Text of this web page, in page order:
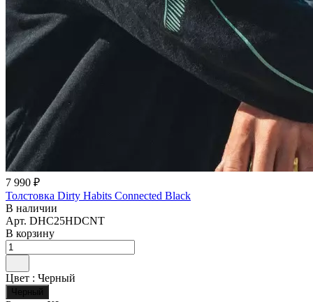
7 990 ₽
Толстовка Dirty Habits Connected Black
В наличии
Арт. DHC25HDCNT
В корзину
Цвет : Черный
Черный